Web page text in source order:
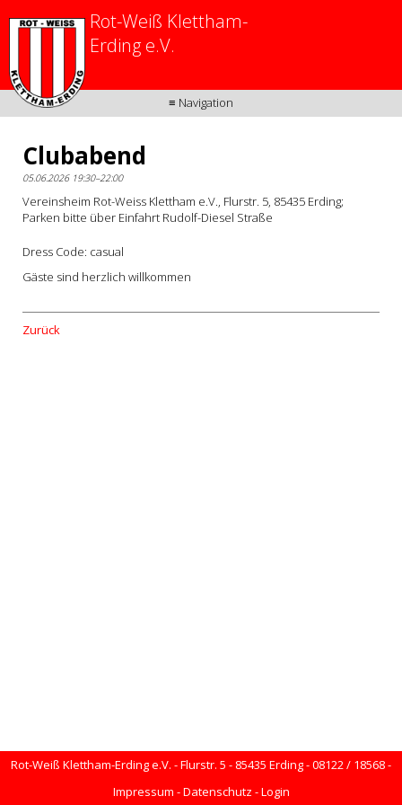
≡ Navigation
Rot-Weiß Klettham-
Erding e.V.
Clubabend
05.06.2026 19:30–22:00
Vereinsheim Rot-Weiss Klettham e.V., Flurstr. 5, 85435 Erding;
Parken bitte über Einfahrt Rudolf-Diesel Straße
Dress Code: casual
Gäste sind herzlich willkommen
Zurück
Rot-Weiß Klettham-Erding e.V. - Flurstr. 5 - 85435 Erding - 08122 / 18568 -
Impressum -Datenschutz -Login